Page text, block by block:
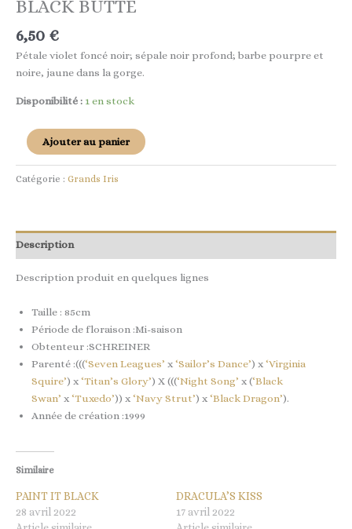
BLACK BUTTE
6,50 €
Pétale violet foncé noir; sépale noir profond; barbe pourpre et
noire, jaune dans la gorge.
Disponibilité : 1 en stock
Ajouter au panier
Catégorie : Grands Iris
Description
Description produit en quelques lignes
Taille : 85cm
Période de floraison :Mi-saison
Obtenteur :SCHREINER
Parenté :(((‘Seven Leagues’ x ‘Sailor’s Dance’) x ‘Virginia
Squire’) x ‘Titan’s Glory’) X (((‘Night Song’ x (‘Black
Swan’ x ‘Tuxedo’)) x ‘Navy Strut’) x ‘Black Dragon’).
Année de création :1999
Similaire
PAINT IT BLACK
28 avril 2022
DRACULA’S KISS
17 avril 2022